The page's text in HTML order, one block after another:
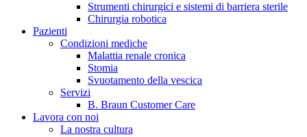
Strumenti chirurgici e sistemi di barriera sterile
Chirurgia robotica
Pazienti
Condizioni mediche
Malattia renale cronica
Stomia
Svuotamento della vescica
Servizi
B. Braun Customer Care
Lavora con noi
La nostra cultura